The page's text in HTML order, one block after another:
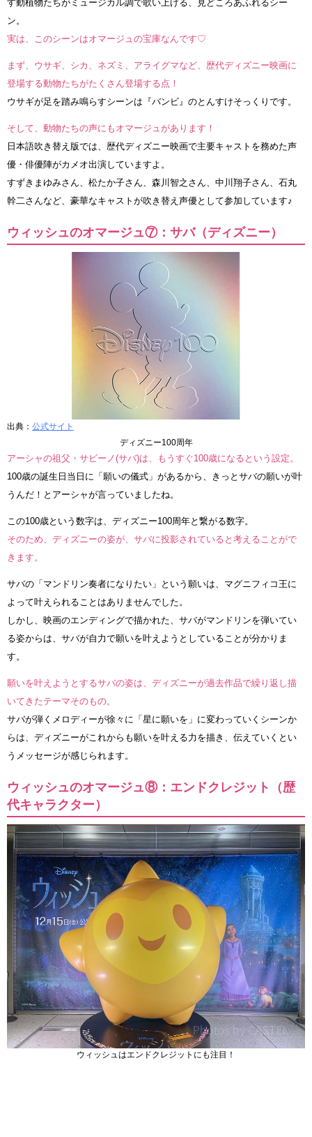
す動植物たちがミュージカル調で歌い上げる、見どころあふれるシー
ン。
実は、このシーンはオマージュの宝庫なんです♡
まず、ウサギ、シカ、ネズミ、アライグマなど、歴代ディズニー映画に
登場する動物たちがたくさん登場する点！
ウサギが足を踏み鳴らすシーンは『バンビ』のとんすけそっくりです。
そして、動物たちの声にもオマージュがあります！
日本語吹き替え版では、歴代ディズニー映画で主要キャストを務めた声
優・俳優陣がカメオ出演していますよ。
すずきまゆみさん、松たか子さん、森川智之さん、中川翔子さん、石丸
幹二さんなど、豪華なキャストが吹き替え声優として参加しています♪
ウィッシュのオマージュ⑦：サバ（ディズニー）
出典： 公式サイト
ディズニー100周年
アーシャの祖父・サビーノ(サバ)は、もうすぐ100歳になるという設定。
100歳の誕生日当日に「願いの儀式」があるから、きっとサバの願いが叶
うんだ！とアーシャが言っていましたね。
この100歳という数字は、ディズニー100周年と繋がる数字。
そのため、ディズニーの姿が、サバに投影されていると考えることがで
きます。
サバの「マンドリン奏者になりたい」という願いは、マグニフィコ王に
よって叶えられることはありませんでした。
しかし、映画のエンディングで描かれた、サバがマンドリンを弾いてい
る姿からは、サバが自力で願いを叶えようとしていることが分かりま
す。
願いを叶えようとするサバの姿は、ディズニーが過去作品で繰り返し描
いてきたテーマそのもの。
サバが弾くメロディーが徐々に「星に願いを」に変わっていくシーンか
らは、ディズニーがこれからも願いを叶える力を描き、伝えていくとい
うメッセージが感じられます。
ウィッシュのオマージュ⑧：エンドクレジット（歴
代キャラクター）
ウィッシュはエンドクレジットにも注目！